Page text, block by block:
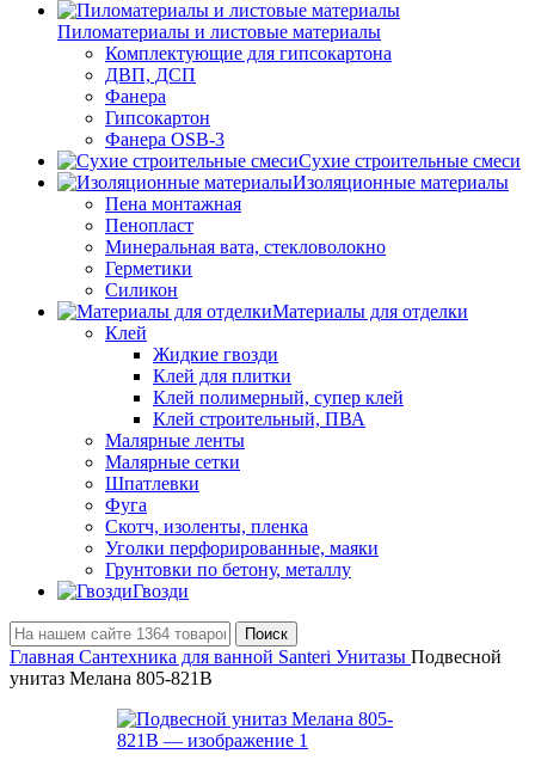
Пиломатериалы и листовые материалы
Комплектующие для гипсокартона
ДВП, ДСП
Фанера
Гипсокартон
Фанера OSB-3
Сухие строительные смеси
Изоляционные материалы
Пена монтажная
Пенопласт
Минеральная вата, стекловолокно
Герметики
Силикон
Материалы для отделки
Клей
Жидкие гвозди
Клей для плитки
Клей полимерный, супер клей
Клей строительный, ПВА
Малярные ленты
Малярные сетки
Шпатлевки
Фуга
Скотч, изоленты, пленка
Уголки перфорированные, маяки
Грунтовки по бетону, металлу
Гвозди
Поиск
Главная Сантехника для ванной Santeri Унитазы Подвесной
унитаз Мелана 805-821B